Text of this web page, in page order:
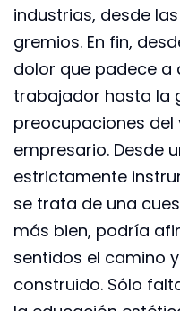
industrias, desde
gremios. En fin,
dolor que padece a
trabajador hasta la
preocupaciones
empresario. Desde
estrictamente
se trata de una
más bien, podría
sentidos el camino
construido. Sólo